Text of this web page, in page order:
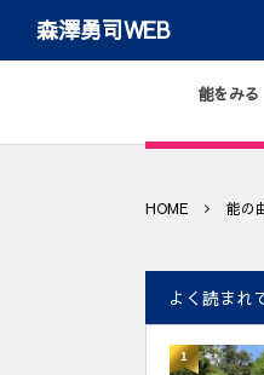
森澤勇司WEB
能をみる
HOME 能の
よく読まれ
1